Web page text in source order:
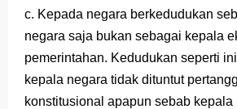
c. Kepada negara berkedudukan
negara saja bukan sebagai kepala
pemerintahan. Kedudukan seperti
kepala negara tidak dituntut
konstitusional apapun sebab kepala